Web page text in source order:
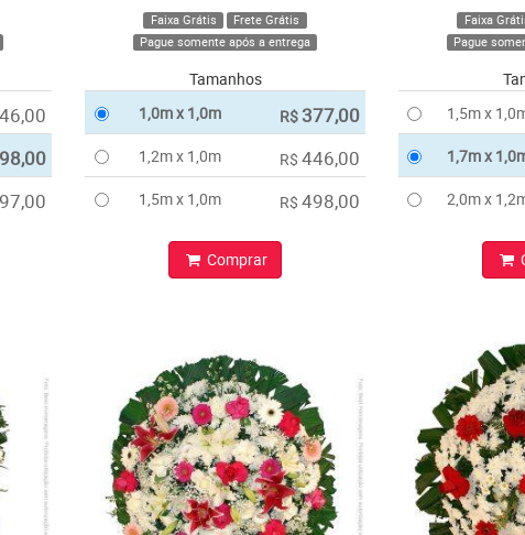
Faixa Grátis
Frete Grátis
Pague somente após a entrega
Tamanhos
1,0m x 1,0m
R$ 377,00
1,2m x 1,0m R$ 446,00
1,5m x 1,0m R$ 498,00
Comprar
Faixa
Pague
1,5m x
1,7m x
2,0m x